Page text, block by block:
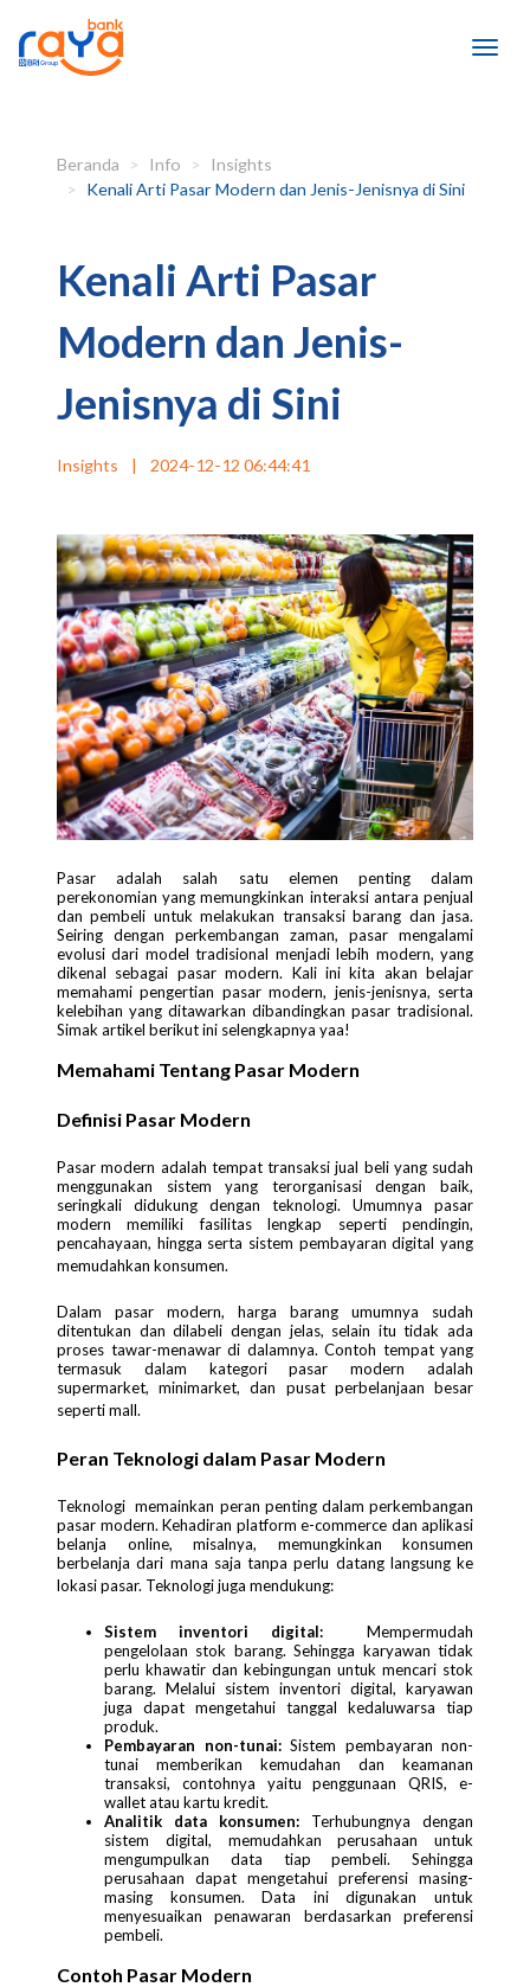
Beranda Info
Insights
Kenali Arti Pasar Modern dan Jenis-Jenisnya di Sini
Kenali Arti Pasar
Modern dan Jenis-
Jenisnya di Sini
Insights | 2024-12-12 06:44:41
Pasar adalah salah satu elemen penting dalam
perekonomian yang memungkinkan interaksi antara penjual
dan pembeli untuk melakukan transaksi barang dan jasa.
Seiring dengan perkembangan zaman, pasar mengalami
evolusi dari model tradisional menjadi lebih modern, yang
dikenal sebagai pasar modern. Kali ini kita akan belajar
memahami pengertian pasar modern, jenis-jenisnya, serta
kelebihan yang ditawarkan dibandingkan pasar tradisional.
Simak artikel berikut ini selengkapnya yaa!
Memahami Tentang Pasar Modern
Definisi Pasar Modern
Pasar modern adalah tempat transaksi jual beli yang sudah
menggunakan sistem yang terorganisasi dengan baik,
seringkali didukung dengan teknologi. Umumnya pasar
modern memiliki fasilitas lengkap seperti pendingin,
pencahayaan, hingga serta sistem pembayaran digital yang
memudahkan konsumen.
Dalam pasar modern, harga barang umumnya sudah
ditentukan dan dilabeli dengan jelas, selain itu tidak ada
proses tawar-menawar di dalamnya. Contoh tempat yang
termasuk dalam kategori pasar modern adalah
supermarket, minimarket, dan pusat perbelanjaan besar
seperti mall.
Peran Teknologi dalam Pasar Modern
Teknologi memainkan peran penting dalam perkembangan
pasar modern. Kehadiran platform e-commerce dan aplikasi
belanja online, misalnya, memungkinkan konsumen
berbelanja dari mana saja tanpa perlu datang langsung ke
lokasi pasar. Teknologi juga mendukung:
Sistem inventori digital:Mempermudah
pengelolaan stok barang. Sehingga karyawan tidak
perlu khawatir dan kebingungan untuk mencari stok
barang. Melalui sistem inventori digital, karyawan
juga dapat mengetahui tanggal kedaluwarsa tiap
produk.
Pembayaran non-tunai:Sistem pembayaran non-
tunai memberikan kemudahan dan keamanan
transaksi, contohnya yaitu penggunaan QRIS, e-
wallet atau kartu kredit.
Analitik data konsumen: Terhubungnya dengan
sistem digital, memudahkan perusahaan untuk
mengumpulkan data tiap pembeli. Sehingga
perusahaan dapat mengetahui preferensi masing-
masing konsumen. Data ini digunakan untuk
menyesuaikan penawaran berdasarkan preferensi
pembeli.
Contoh Pasar Modern